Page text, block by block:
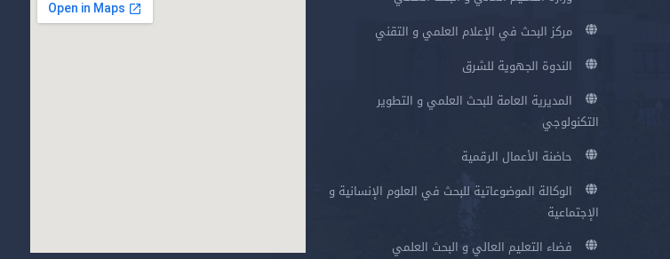
مركز البحث في الإعلام العلمي و التقني
الندوة الجهوية للشرق
المديرية العامة للبحث العلمي و التطوير
التكنولوجي
حاضنة الأعمال الرقمية
الوكالة الموضوعاتية للبحث في العلوم الإنسانية و
الإجتماعية
فضاء التعليم العالي و البحث العلمي